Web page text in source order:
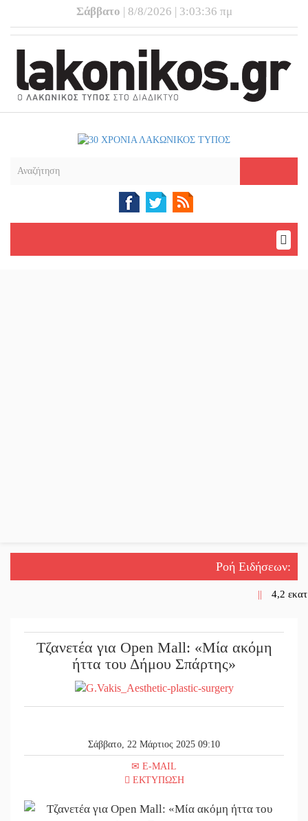
Σάββατο | 8/8/2026 | 3:03:37 πμ
Ροή Ειδήσεων:
|| 4,2
|| 5
|| Τα
|| Πλούσιο
|| Μπαρόκ
Τζανετέα για Open Mall: «Μία ακόμη
ήττα του Δήμου Σπάρτης»
Σάββατο, 22 Μάρτιος 2025 09:10
E-MAIL
ΕΚΤΥΠΩΣΗ